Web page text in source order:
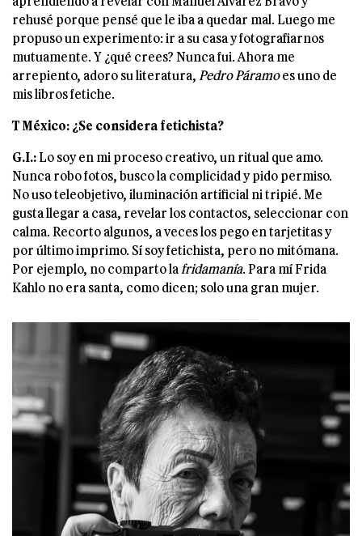
rehusé porque pensé que le iba a quedar mal. Luego me
propuso un experimento: ir a su casa y fotografiarnos
mutuamente. Y ¿qué crees? Nunca fui. Ahora me
arrepiento, adoro su literatura, Pedro Páramoes uno de
mis libros fetiche.
T México: ¿Se considera fetichista?
G.I.:Lo soy en mi proceso creativo, un ritual que amo.
Nunca robo fotos, busco la complicidad y pido permiso.
No uso teleobjetivo, iluminación artificial ni tripié. Me
gusta llegar a casa, revelar los contactos, seleccionar con
calma. Recorto algunos, a veces los pego en tarjetitas y
por último imprimo. Sí soy fetichista, pero no mitómana.
Por ejemplo, no comparto la fridamanía. Para mí Frida
Kahlo no era santa, como dicen; solo una gran mujer.